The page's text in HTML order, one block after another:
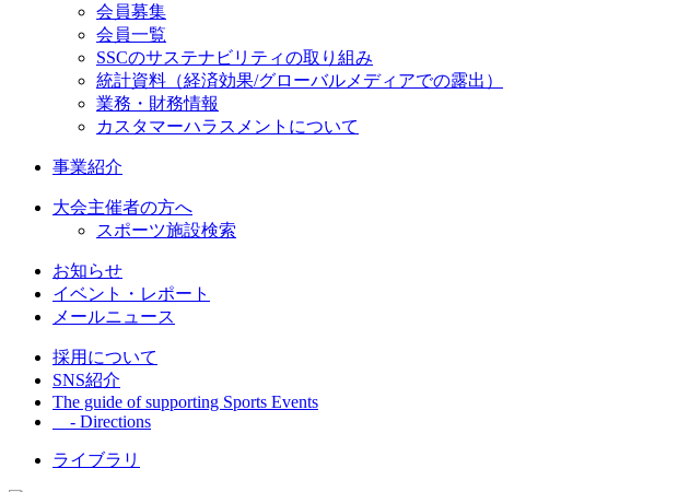
会員募集
会員一覧
SSCのサステナビリティの取り組み
統計資料（経済効果/グローバルメディアでの露出）
業務・財務情報
カスタマーハラスメントについて
事業紹介
大会主催者の方へ
スポーツ施設検索
お知らせ
イベント・レポート
メールニュース
採用について
SNS紹介
The guide of supporting Sports Events
- Directions
ライブラリ